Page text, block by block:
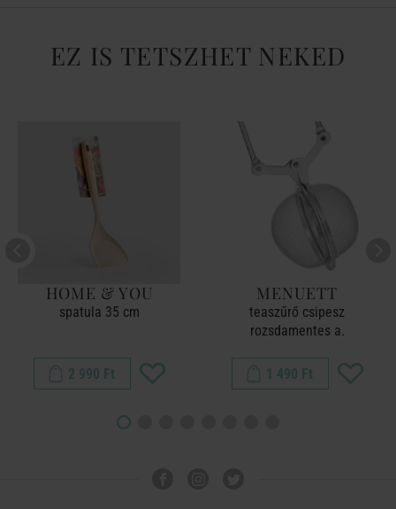
EZ IS TETSZHET NEKED
HOME & YOU
spatula 35 cm
2 990 Ft
MENUETT
teaszűrő csipesz
rozsdamentes a.
1 490 Ft